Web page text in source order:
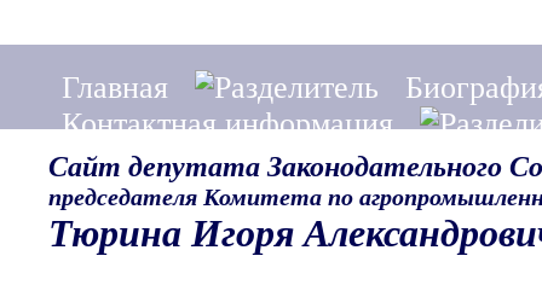
Главная
Контактная информация
Сайт депутата Законодательного
председателя Комитета по
Тюрина Игоря